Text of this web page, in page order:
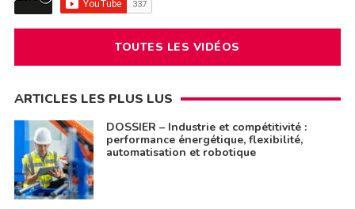
TOUTES LES VIDÉOS
ARTICLES LES PLUS LUS
DOSSIER – Industrie et compétitivité :
performance énergétique, flexibilité,
automatisation et robotique